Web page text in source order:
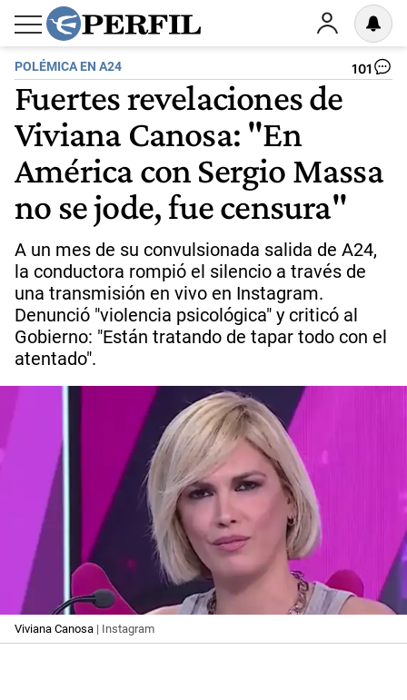
POLÉMICA EN A24 101
Fuertes revelaciones de
Viviana Canosa: "En
América con Sergio Massa
no se jode, fue censura"
A un mes de su convulsionada salida de A24,
la conductora rompió el silencio a través de
una transmisión en vivo en Instagram.
Denunció "violencia psicológica" y criticó al
Gobierno: "Están tratando de tapar todo con el
atentado".
Viviana Canosa | Instagram